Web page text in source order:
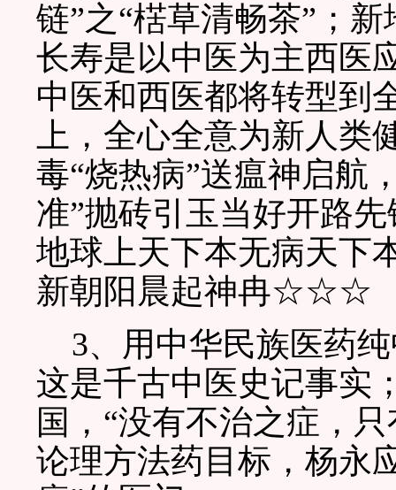
链”之“楛草清畅茶”；
长寿是以中医为主西医
中医和西医都将转型到
上，全心全意为新人
毒“烧热病”送瘟神启航
准”抛砖引玉当好开路
地球上天下本无病天下
新朝阳晨起神冉☆☆☆
3、用中华民族医药纯
这是千古中医史记事实
国，“没有不治之症，
论理方法药目标，杨永